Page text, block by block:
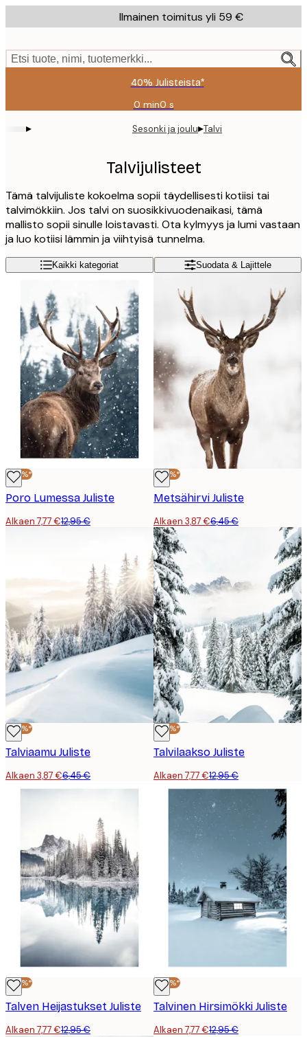
to
content.
Ilmainen toimitus yli 59 €
Etsi tuote, nimi, tuotemerkki...
40% Julisteista*
0 min0 s
Voimassa
asti:
2026-
09
▸ Sesonki ja joulu▸Talvi
Talvijulisteet
Tämä talvijuliste kokoelma sopii täydellisesti kotiisi tai
talvimökkiin. Jos talvi on suosikkivuodenaikasi, tämä
mallisto sopii sinulle loistavasti. Ota kylmyys ja lumi vastaan
ja luo kotiisi lämmin ja viihtyisä tunnelma.
Kaikki kategoriat Suodata & Lajittele
-40%*
Poro Lumessa Juliste
Alkaen 7,77 €12,95 €
-40%*
Metsähirvi Juliste
Alkaen 3,87 €6,45 €
-40%*
Talviaamu Juliste
Alkaen 3,87 €6,45 €
-40%*
Talvilaakso Juliste
Alkaen 7,77 €12,95 €
-40%*
Talven Heijastukset Juliste
Alkaen 7,77 €12,95 €
-40%*
Talvinen Hirsimökki Juliste
Alkaen 7,77 €12,95 €